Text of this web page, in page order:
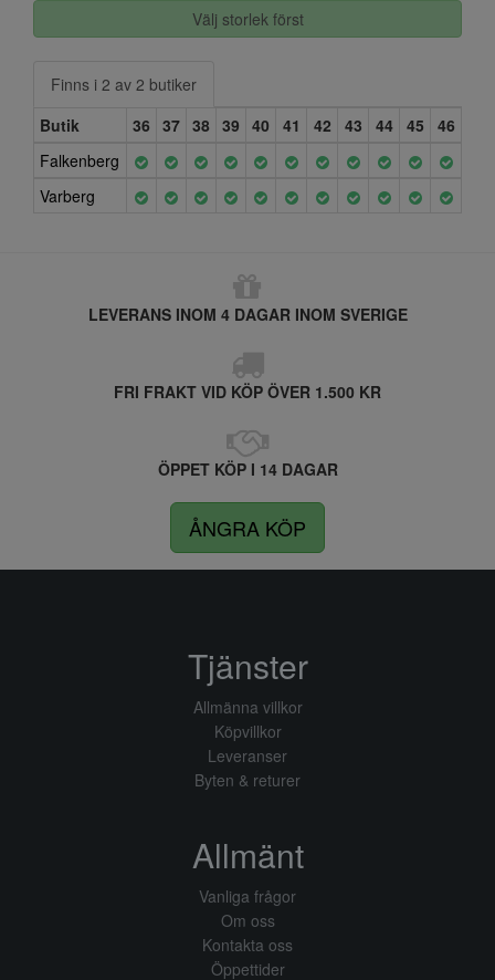
Välj storlek först
Finns i 2 av 2 butiker
Butik
36 37 38 39 40 41 42 43 44 45
46
Falkenberg
Varberg
LEVERANS INOM 4 DAGAR INOM SVERIGE
FRI FRAKT VID KÖP ÖVER 1.500 KR
ÖPPET KÖP I 14 DAGAR
ÅNGRA KÖP
Tjänster
Allmänna villkor
Köpvillkor
Leveranser
Byten & returer
Allmänt
Vanliga frågor
Om oss
Kontakta oss
Öppettider